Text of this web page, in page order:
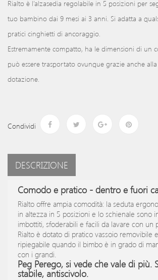
Rialto è l’alzasedia regolabile in 5 posizioni per
tuo bambino dai 9 mesi ai 3 anni. Si adatta a
pratici cinghietti di ancoraggio.
Estremamente compatto, ha le dimensioni di un
può essere trasportato ovunque grazie anche
dotazione.
Condividi
DESCRIZIONE
Comodo e pratico - dentro e fuori
Rialto offre ampia comodità: la seduta
in altezza in 5 posizioni e lo schienale sono
imbottiti, sfoderabili e facili da lavare con un
Rialto è dotato di pratico vassoio removibile
ripiegabile quando il bimbo è in grado di
con i grandi.
Peg Perego, si vede che vale di più.
stabile, antiscivolo.